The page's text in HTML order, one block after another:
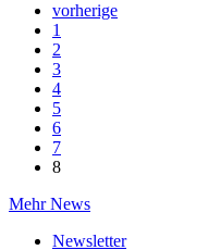
vorherige
1
2
3
4
5
6
7
8
Mehr News
Newsletter